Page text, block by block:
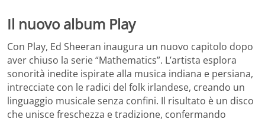
Il nuovo album Play
Con Play, Ed Sheeran inaugura un nuovo capitolo dopo
aver chiuso la serie “Mathematics”. L’artista esplora
sonorità inedite ispirate alla musica indiana e persiana,
intrecciate con le radici del folk irlandese, creando un
linguaggio musicale senza confini. Il risultato è un disco
che unisce freschezza e tradizione, confermando